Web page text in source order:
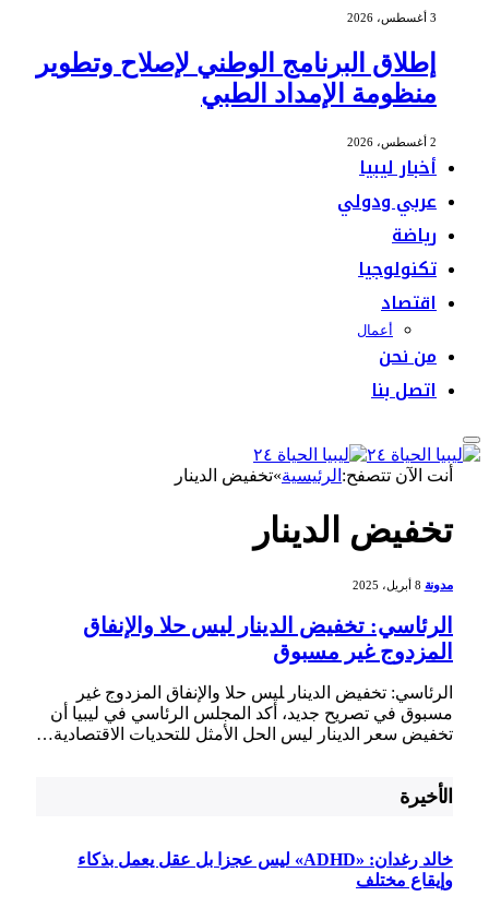
إطلاق البرنامج الوطني لإصلاح وتطوير
منظومة الإمداد الطبي
أخبار ليبيا
عربي ودولي
رياضة
تكنولوجيا
اقتصاد
أعمال
من نحن
اتصل بنا
أنت الآن تتصفح:الرئيسية»تخفيض الدينار
تخفيض الدينار
مدونة 8 أبريل، 2025
الرئاسي: تخفيض الدينار ليس حلا والإنفاق
المزدوج غير مسبوق
الرئاسي: تخفيض الدينار ‍ليس ‌حلا والإنفاق المزدوج غير
مسبوق في تصريح جديد،⁣ أكد المجلس الرئاسي في ليبيا أن
تخفيض سعر الدينار ليس الحل الأمثل للتحديات الاقتصادية…
الأخيرة
خالد رغدان: «ADHD» ليس عجزا بل عقل يعمل بذكاء
وإيقاع مختلف